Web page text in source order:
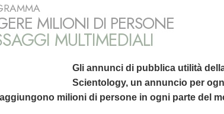
MILIONI DI PERSONE
MULTIMEDIALI
Gli annunci di pubblica utilità
Scientology, un annuncio per
milioni di persone in ogni parte del